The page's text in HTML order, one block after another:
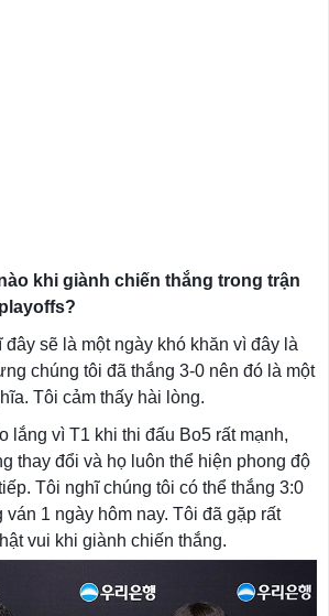
khi giành chiến thắng trong trận
đây sẽ là một ngày khó khăn vì đây là
chúng tôi đã thắng 3-0 nên đó là một
Tôi cảm thấy hài lòng.
lắng vì T1 khi thi đấu Bo5 rất mạnh,
thay đổi và họ luôn thể hiện phong độ
Tôi nghĩ chúng tôi có thể thắng 3:0
ván 1 ngày hôm nay. Tôi đã gặp rất
vui khi giành chiến thắng.